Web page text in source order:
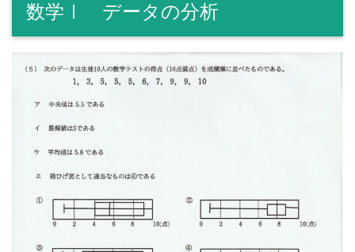
数学Ⅰ データの分析